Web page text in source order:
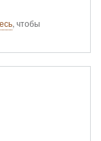
, чтобы